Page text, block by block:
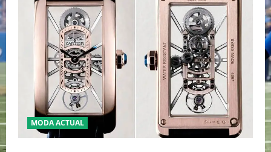
MODA ACTUAL